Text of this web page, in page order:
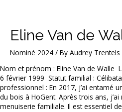
Eline Van de
Nominé 2024 / By Audrey Trentels
Nom et prénom : Eline Van de Walle
6 février 1999 Statut familial :
professionnel : En 2017, j’ai entamé
du bois à HoGent. Après trois ans, j’ai
menuiserie familiale. Il est essentiel